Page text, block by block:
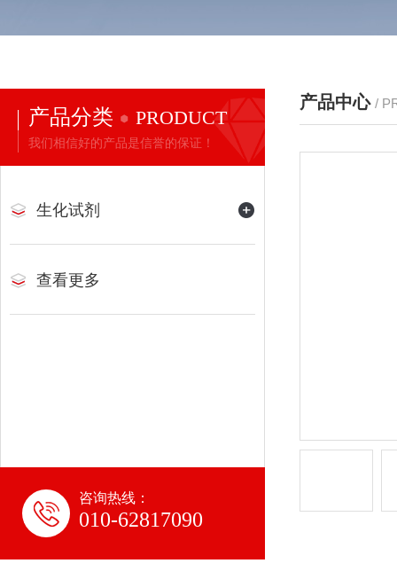
产品分类 PRODUCT
我们相信好的产品是信誉的保证！
生化试剂
查看更多
咨询热线：
010-62817090
产品中心 /